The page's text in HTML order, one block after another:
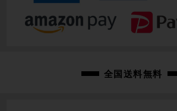
クランク
全国送料無料